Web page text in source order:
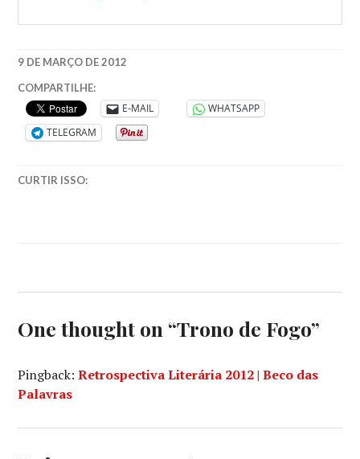
9 DE MARÇO DE 2012
CRONICAS
DOS
KANES,
MITOLOGIA
RIORDAN
COMPARTILHE:
E-MAIL
WHATSAPP
TELEGRAM
CURTIR ISSO:
One thought on “Trono de Fogo”
Pingback:Retrospectiva Literária 2012 | Beco das
Palavras